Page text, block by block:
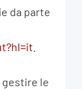
da parte
gestire le